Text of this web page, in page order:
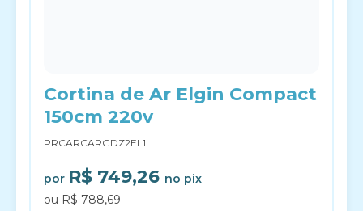
Cortina de Ar Elgin Compact
150cm 220v
PRCARCARGDZ2EL1
por R$ 749,26 no pix
ou R$ 788,69